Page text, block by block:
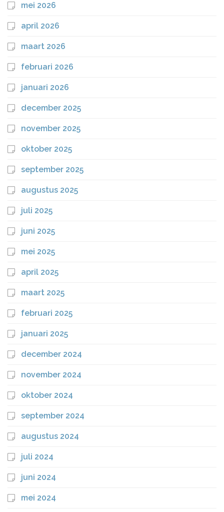
mei 2026
april 2026
maart 2026
februari 2026
januari 2026
december 2025
november 2025
oktober 2025
september 2025
augustus 2025
juli 2025
juni 2025
mei 2025
april 2025
maart 2025
februari 2025
januari 2025
december 2024
november 2024
oktober 2024
september 2024
augustus 2024
juli 2024
juni 2024
mei 2024